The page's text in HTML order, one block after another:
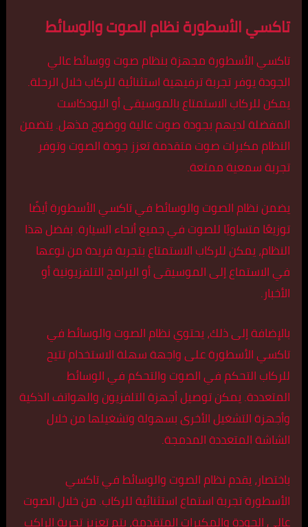
تاكسي الأسطورة نظام الصوت والوسائط
تاكسي الأسطورة مجهزة بنظام صوت ووسائط عالي
الجودة يوفر تجربة ترفيهية استثنائية للركاب خلال الرحلة.
يمكن للركاب الاستمتاع بالموسيقى أو البودكاست
المفضلة لديهم بجودة صوت عالية ووضوح مذهل. يتضمن
النظام مكبرات صوت متقدمة تعزز جودة الصوت وتوفر
تجربة سمعية ممتعة.
يضمن نظام الصوت والوسائط في تاكسي الأسطورة أيضًا
توزيعًا متساويًا للصوت في جميع أنحاء السيارة. بفضل هذا
النظام، يمكن للركاب الاستمتاع بتجربة فريدة من نوعها
في الاستماع إلى الموسيقى أو البرامج التلفزيونية أو
الأخبار.
بالإضافة إلى ذلك، يحتوي نظام الصوت والوسائط في
تاكسي الأسطورة على واجهة سهلة الاستخدام تتيح
للركاب التحكم في الصوت والتحكم في الوسائط
المتعددة. يمكن توصيل أجهزة التلفزيون والهواتف الذكية
وأجهزة التشغيل الأخرى بسهولة وتشغيلها من خلال
الشاشة المتعددة المدمجة.
باختصار، يقدم نظام الصوت والوسائط في تاكسي
الأسطورة تجربة استماع استثنائية للركاب. من خلال الصوت
عالي الجودة والمكبرات المتقدمة، يتم تعزيز تجربة الراكب